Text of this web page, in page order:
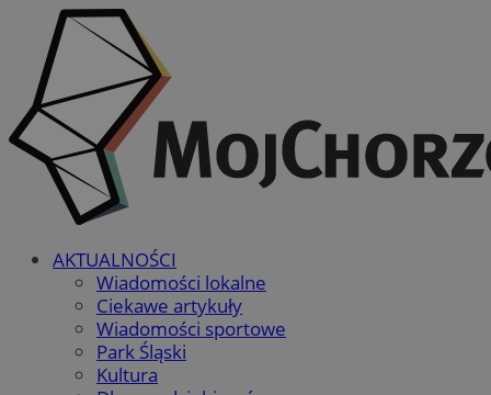
AKTUALNOŚCI
Wiadomości lokalne
Ciekawe artykuły
Wiadomości sportowe
Park Śląski
Kultura